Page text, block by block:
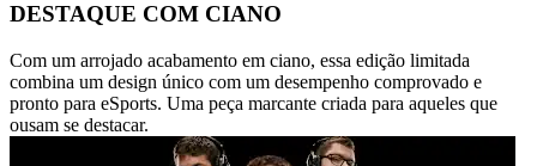
DESTAQUE COM CIANO
Com um arrojado acabamento em ciano, essa edição limitada
combina um design único com um desempenho comprovado e
pronto para eSports. Uma peça marcante criada para aqueles que
ousam se destacar.